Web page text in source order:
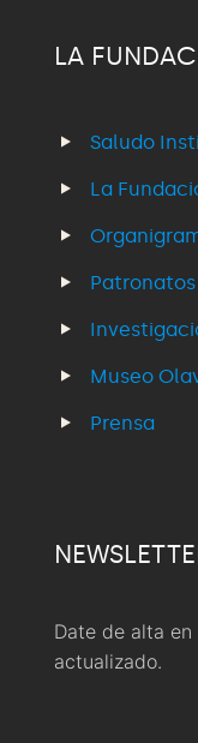
LA
Saludo
La
Museo
Prensa
Date de alta
actualizado.